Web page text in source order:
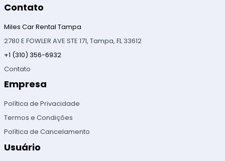
Contato
Miles Car Rental Tampa
2780 E FOWLER AVE STE 171, Tampa, FL 33612
+1 (310) 356-6932
Contato
Empresa
Política de Privacidade
Termos e Condições
Política de Cancelamento
Usuário